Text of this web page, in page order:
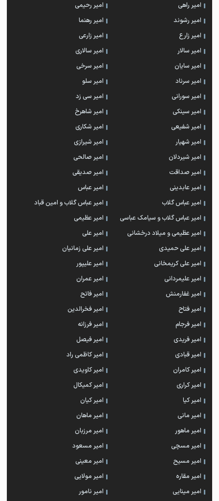
امیر راهی
امیر رحیمی
امیر رشوند
امیر رهنما
امیر زارع
امیر زارعی
امیر سالار
امیر سالاری
امیر سایان
امیر سرخی
امیر سرناد
امیر سلو
امیر سورانی
امیر سی زد
امیر سینکی
امیر شاهرخ
امیر شفیعی
امیر شکاری
امیر شهیار
امیر شیرازی
امیر شیردلان
امیر صالحی
امیر صداقت
امیر صدیقی
امیر عابدینی
امیر عباس
امیر عباس گلاب
امیر عباس گلاب و امین قباد
امیر عباس گلاب و سیامک عباسی
امیر عظیمی
امیر عظیمی و میلاد درخشانی
امیر علی
امیر علی حمیدی
امیر علی زمانیان
امیر علی کریمخانی
امیر علیپور
امیر علیمردانی
امیر عمران
امیر غفارمنش
امیر فاتح
امیر فتاح
امیر فخرالدین
امیر فرجام
امیر فرزانه
امیر فریدی
امیر فیصل
امیر قبادی
امیر کاظمی راد
امیر کامران
امیر کاویدی
امیر کراری
امیر کمیکال
امیر کیا
امیر کیان
امیر مانی
امیر ماهان
امیر ماهور
امیر مرزبان
امیر مسچی
امیر مسعود
امیر مسیح
امیر معینی
امیر مقاره
امیر مولایی
امیر مینایی
امیر نامور